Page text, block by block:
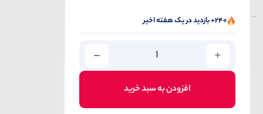
240+ بازدید در یک هفته اخیر
افزودن به سبد خرید